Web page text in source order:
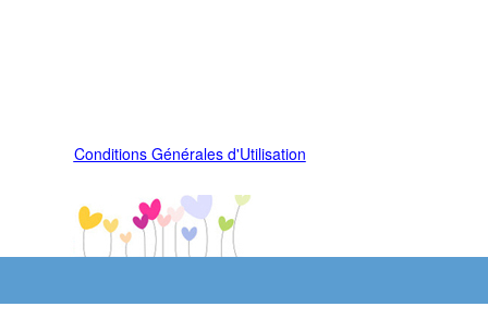
Conditions Générales d'Utilisation